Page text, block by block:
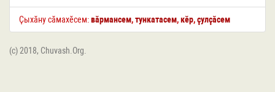
Ҫыхӑну сӑмахӗсем:вӑрмансем,тункатасем,кӗр,ҫулҫӑсем
(c) 2018, Chuvash.Org.